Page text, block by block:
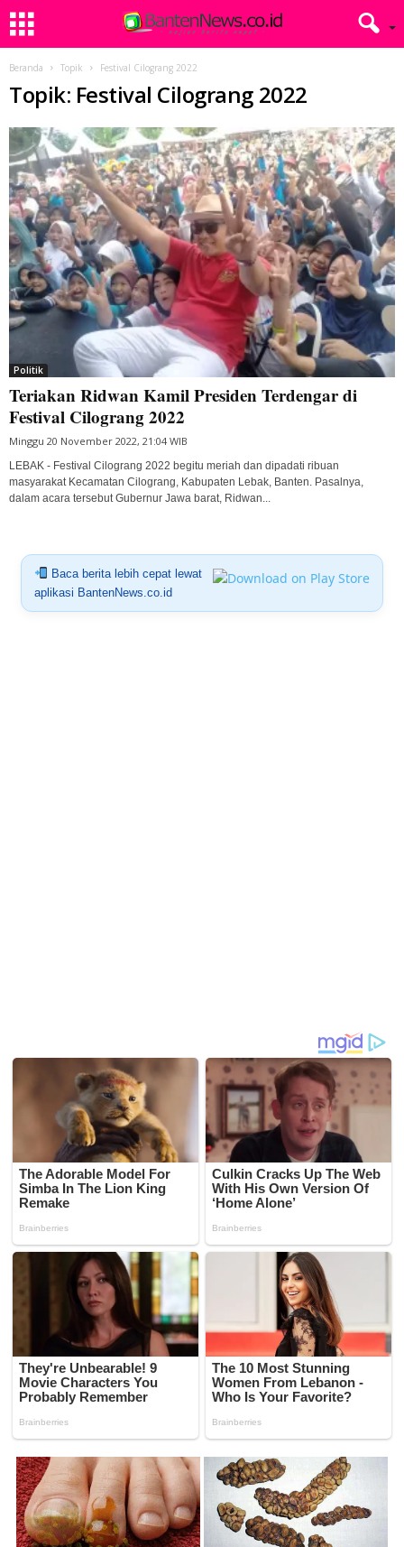
Beranda Topik Festival Cilograng 2022
Topik: Festival Cilograng 2022
Politik
Teriakan Ridwan Kamil Presiden Terdengar di
Festival Cilograng 2022
Minggu 20 November 2022, 21:04 WIB
LEBAK - Festival Cilograng 2022 begitu meriah dan dipadati ribuan
masyarakat Kecamatan Cilograng, Kabupaten Lebak, Banten. Pasalnya,
dalam acara tersebut Gubernur Jawa barat, Ridwan...
Baca berita lebih cepat lewat
aplikasi BantenNews.co.id